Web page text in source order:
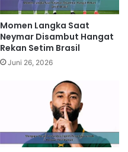
Momen Langka Saat
Neymar Disambut Hangat
Rekan Setim Brasil
Juni 26, 2026